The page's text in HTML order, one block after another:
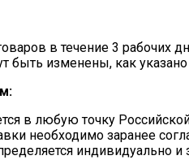
в течение 3 рабочих
быть изменены, как
в любую точку
необходимо заранее
индивидуально и